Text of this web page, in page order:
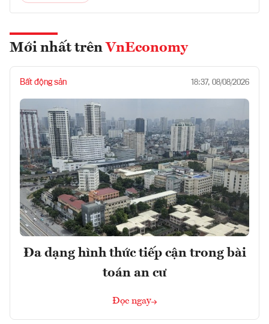
Mới nhất trên VnEconomy
Bất động sản 18:37, 08/08/2026
Đa dạng hình thức tiếp cận trong bài
toán an cư
Đọc ngay